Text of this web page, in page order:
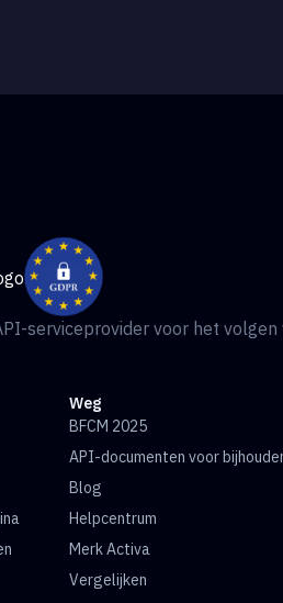
serviceprovider voor het
Weg
BFCM 2025
API-documenten voor
Blog
Helpcentrum
Merk Activa
Vergelijken